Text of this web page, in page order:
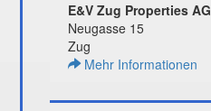
E&V Zug Properties AG
Neugasse 15
Zug
Mehr Informationen